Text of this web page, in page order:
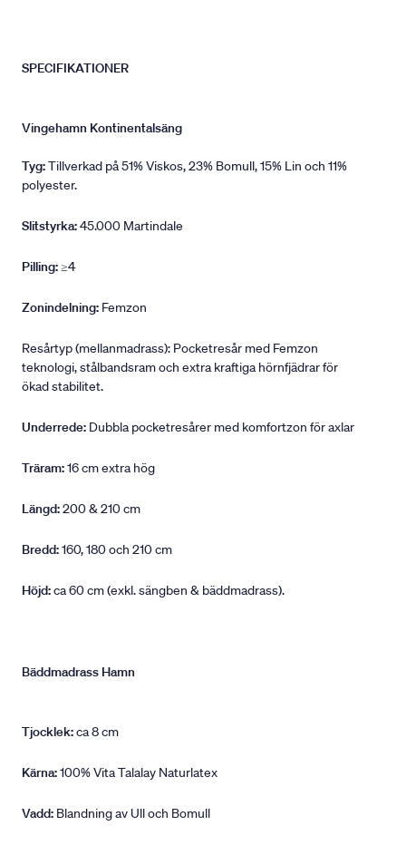
SPECIFIKATIONER
Vingehamn Kontinentalsäng
Tyg:Tillverkad på 51% Viskos, 23% Bomull, 15% Lin och 11%
polyester.
Slitstyrka:45.000 Martindale
Pilling:≥4
Zonindelning: Femzon
Resårtyp (mellanmadrass): Pocketresår med Femzon
teknologi, stålbandsram och extra kraftiga hörnfjädrar för
ökad stabilitet.
Underrede: Dubbla pocketresårer med komfortzon för axlar
Träram:16 cm extra hög
Längd:200 & 210 cm
Bredd:160, 180 och 210 cm
Höjd:ca 60 cm (exkl. sängben & bäddmadrass).
Bäddmadrass Hamn
Tjocklek:ca 8 cm
Kärna:100% Vita Talalay Naturlatex
Vadd: Blandning av Ull och Bomull